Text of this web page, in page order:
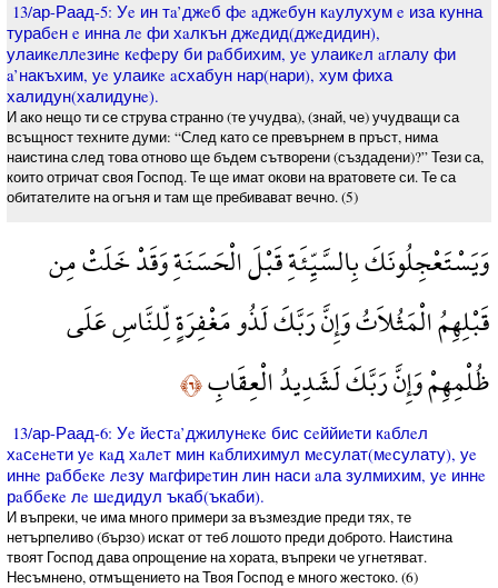
13/ар-Раад-5: Уe ин тa’джeб фe aджeбун кaулухум e иза кунна
турабeн e инна лe фи хaлкън джeдид(джeдидин),
улаикeллeзинe кeфeру би рaббихим, уe улаикeл aглалу фи
a’накъхим, уe улаикe aсхабун нар(нари), хум фиха
халидун(халидунe).
И ако нещо ти се струва странно (те учудва), (знай, че) учудващи са
всъщност техните думи: “След като се превърнем в пръст, нима
наистина след това отново ще бъдем сътворени (създадени)?” Тези са,
които отричат своя Господ. Те ще имат окови на вратовете си. Те са
обитателите на огъня и там ще пребивават вечно. (5)
وَيَسْتَعْجِلُونَكَ بِالسَّيِّئَةِ قَبْلَ الْحَسَنَةِ وَقَدْ خَلَتْ مِن
قَبْلِهِمُ الْمَثُلاَتُ وَإِنَّ رَبَّكَ لَذُو مَغْفِرَةٍ لِّلنَّاسِ عَلَى
ظُلْمِهِمْ وَإِنَّ رَبَّكَ لَشَدِيدُ الْعِقَابِ﴿٦﴾
13/ар-Раад-6: Уe йeстa’джилунeкe бис сeййиeти кaблeл
хaсeнeти уe кaд хaлeт мин кaблихимул мeсулат(мeсулату), уe
иннe рaббeкe лeзу мaгфирeтин лин наси aла зулмихим, уe иннe
рaббeкe лe шeдидул ъкаб(ъкаби).
И въпреки, че има много примери за възмездие преди тях, те
нетърпеливо (бързо) искат от теб лошото преди доброто. Наистина
твоят Господ дава опрощение на хората, въпреки че угнетяват.
Несъмнено, отмъщението на Твоя Господ е много жестоко. (6)